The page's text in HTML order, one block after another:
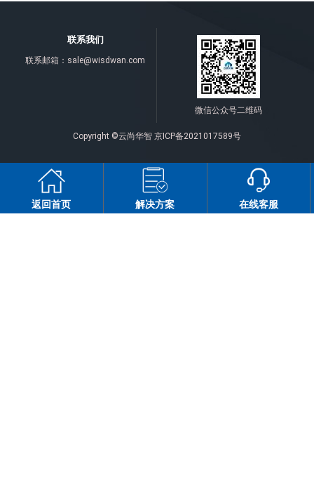
联系我们
联系邮箱： sale@wisdwan.com
微信公众号二维码
Copyright ©云尚华智 京ICP备2021017589号
返回首页 解决方案 在线客服